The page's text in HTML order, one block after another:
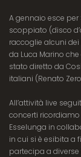
A gennaio esce
scoppiato (disco
raccoglie alcuni dei
da Luca Marino
stato diretto da
italiani (Renato
All’attività live
concerti ricordiamo
Esselunga in
in cui si è esibita a
partecipa a